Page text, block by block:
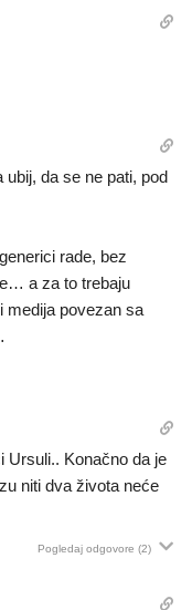
da se ne pati, pod
rade, bez
a za to trebaju
medija povezan sa
Ursuli.. Konačno da je
niti dva života neće
Pogledaj odgovore (2)